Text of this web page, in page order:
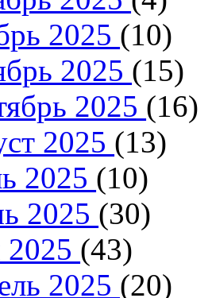
2025 (10)
2025 (15)
2025 (16)
2025 (13)
2025 (10)
2025 (30)
(43)
2025 (20)